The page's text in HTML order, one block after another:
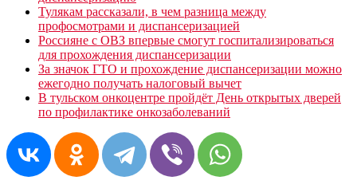
Тулякам рассказали, в чем разница между
профосмотрами и диспансеризацией
Россияне с ОВЗ впервые смогут госпитализироваться
для прохождения диспансеризации
За значок ГТО и прохождение диспансеризации можно
ежегодно получать налоговый вычет
В тульском онкоцентре пройдёт День открытых дверей
по профилактике онкозаболеваний